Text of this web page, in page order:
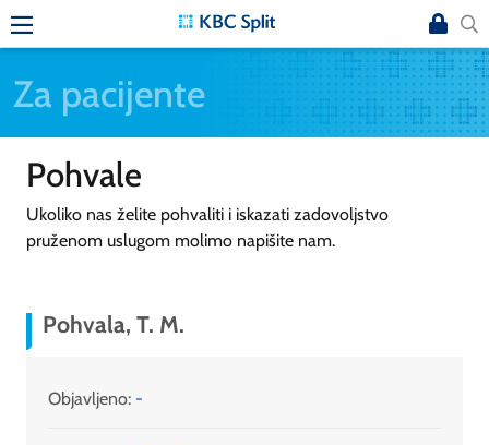
Za pacijente
Pohvale
Ukoliko nas želite pohvaliti i iskazati zadovoljstvo
pruženom uslugom molimo napišite nam.
Pohvala, T. M.
Objavljeno: -